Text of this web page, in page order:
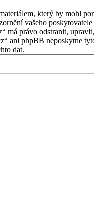
který by mohl
vašeho
má právo odstranit,
ani phpBB neposkytne
dat.